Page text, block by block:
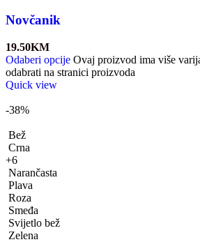
Novčanik
19.50KM
Odaberi opcije Ovaj proizvod ima više
odabrati na stranici proizvoda
Quick view
-38%
Bež
Crna
+6
Narančasta
Plava
Roza
Smeđa
Svijetlo bež
Zelena